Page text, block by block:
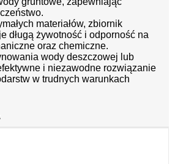
materiałów, zbiornik
długą żywotność i odporność na
oraz chemiczne.
wody deszczowej lub
i niezawodne rozwiązanie
w trudnych warunkach